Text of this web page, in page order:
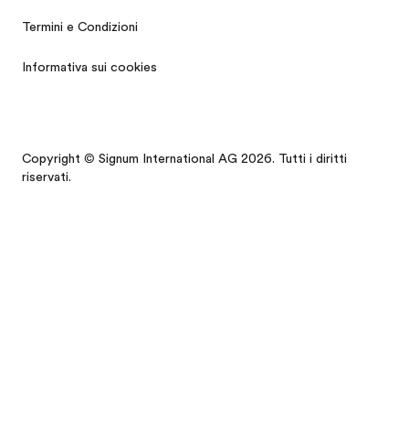
Termini e Condizioni
Informativa sui cookies
Copyright © Signum International AG 2026. Tutti i diritti
riservati.